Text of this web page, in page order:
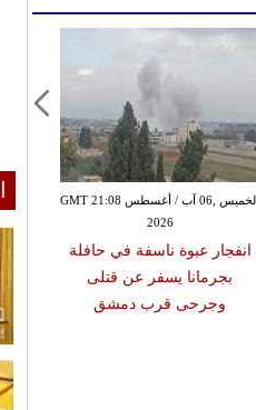
الخميس ,06 آب / أغسطس GMT 21:08
2026
انفجار عبوة ناسفة في حافلة
بجرمانا يسفر عن قتلى
وجرحى قرب دمشق